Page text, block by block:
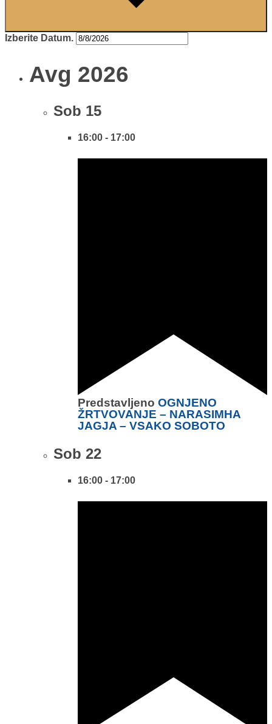
Izberite Datum.
Avg 2026
Sob 15
16:00 - 17:00
Predstavljeno OGNJENO
ŽRTVOVANJE – NARASIMHA
JAGJA – VSAKO SOBOTO
Sob 22
16:00 - 17:00